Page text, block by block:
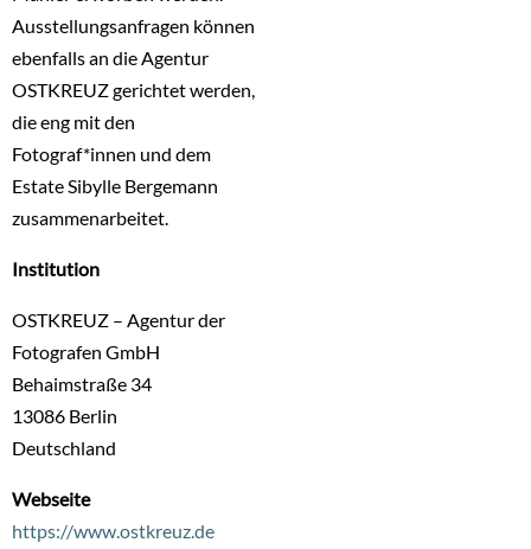
Ausstellungsanfragen können
ebenfalls an die Agentur
OSTKREUZ gerichtet werden,
die eng mit den
Fotograf*innen und dem
Estate Sibylle Bergemann
zusammenarbeitet.
Institution
OSTKREUZ – Agentur der
Fotografen GmbH
Behaimstraße 34
13086 Berlin
Deutschland
Webseite
https://www.ostkreuz.de